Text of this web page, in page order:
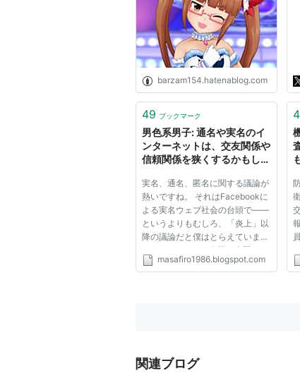
barzam154.hatenablog.com
49 ブックマーク
男色系男子: 通名や実名のイ
ンターネットは、交友関係や
信頼関係を狭くするかもしれ
実名、通名、匿名に関する議論が
熱いですね。 それはFacebookに
よる実名ウェブ社会の台頭で――
というよりもむしろ、「炎上」以
降の議論だと僕はとらえていま
す。 （※ これは今回の本題とは
関係ありませんが、その「炎上」
masafiro1986.blogspot.com
関連ブログ